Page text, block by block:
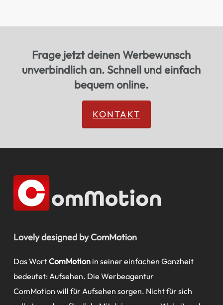
Frage jetzt deinen Werbewunsch
unverbindlich an. Schnell und einfach
bequem online.
KONTAKT
Lovely designed by ComMotion
Das WortComMotionin seiner einfachen Ganzheit
bedeutet: Aufsehen. Die Werbeagentur
ComMotion will für Aufsehen sorgen. Nicht für sich